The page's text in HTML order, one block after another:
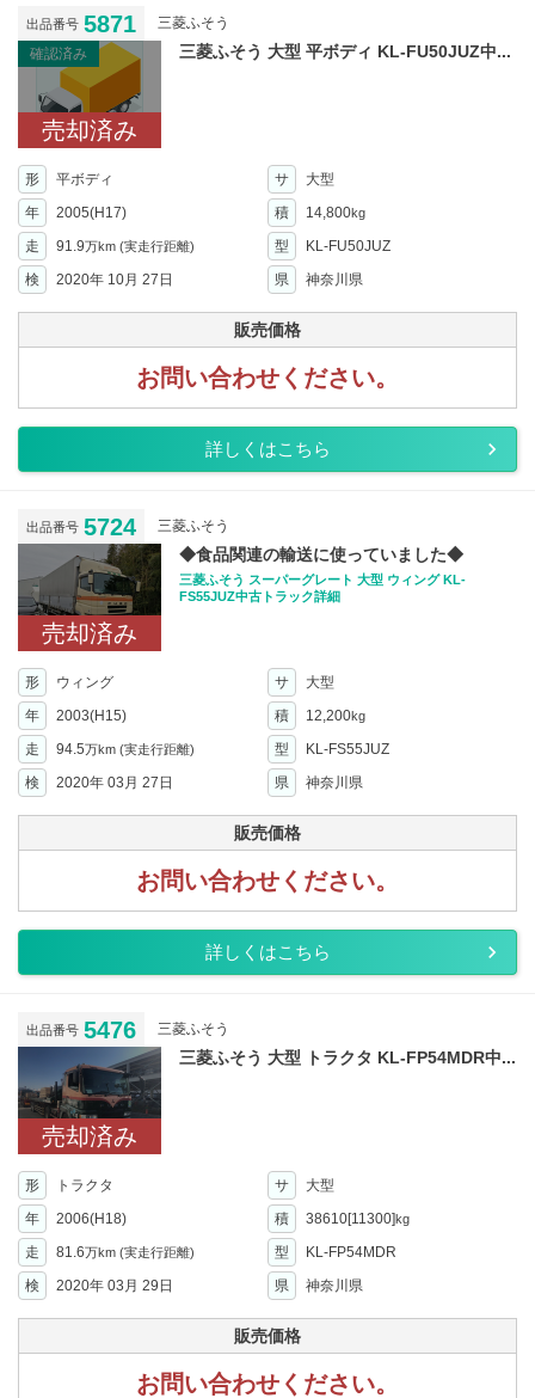
出品番号 5871
三菱ふそう
確認済み
売却済み
三菱ふそう 大型 平ボディ KL-FU50JUZ中...
形 平ボディ サ
大型
年
2005(H17) 積 14,800kg
走 91.9万km (実走行距離) 型
KL-FU50JUZ
検
2020年 10月 27日 県 神奈川県
販売価格
お問い合わせください。
詳しくはこちら
出品番号 5724 三菱ふそう
売却済み
◆食品関連の輸送に使っていました◆
三菱ふそう スーパーグレート 大型 ウィング KL-
FS55JUZ中古トラック詳細
形 ウィング サ
大型
年
2003(H15) 積 12,200kg
走 94.5万km (実走行距離) 型
KL-FS55JUZ
検
2020年 03月 27日 県 神奈川県
販売価格
お問い合わせください。
詳しくはこちら
出品番号 5476 三菱ふそう
売却済み
三菱ふそう 大型 トラクタ KL-FP54MDR中...
形 トラクタ サ
大型
年
2006(H18) 積 38610[11300]kg
走 81.6万km (実走行距離) 型
KL-FP54MDR
検
2020年 03月 29日 県 神奈川県
販売価格
お問い合わせください。